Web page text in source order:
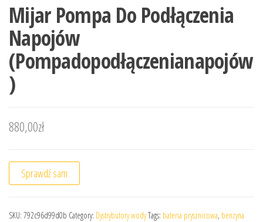
Mijar Pompa Do Podłączenia
Napojów
(Pompadopodłączenianapojów
)
880,00zł
Sprawdź sam
SKU: 792c96d99d0b Category: Dystrybutory wodyTags: bateria prysznicowa, benzyna